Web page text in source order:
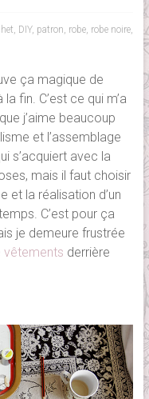
, DIY, patron, robe, robe noire,
ça magique de
fin. C’est ce qui m’a
j’aime beaucoup
et l’assemblage
s’acquiert avec la
mais il faut choisir
et la réalisation d’un
C’est pour ça
je demeure frustrée
vêtements derrière